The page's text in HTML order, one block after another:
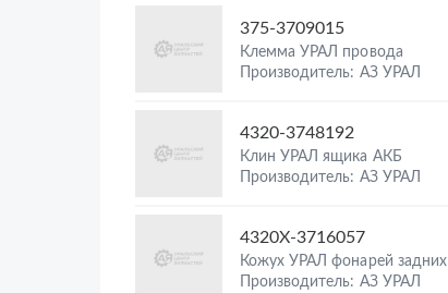
375-3709015
Клемма УРАЛ провода
Производитель: АЗ УРАЛ
4320-3748192
Клин УРАЛ ящика АКБ
Производитель: АЗ УРАЛ
4320Х-3716057
Кожух УРАЛ фонарей задних
Производитель: АЗ УРАЛ